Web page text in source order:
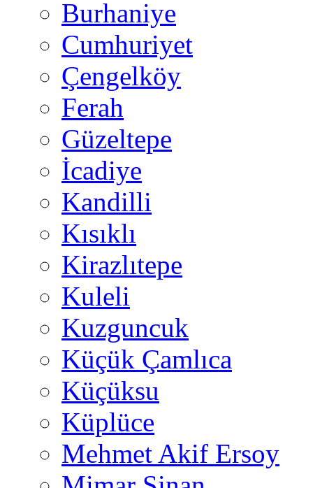
Burhaniye
Cumhuriyet
Çengelköy
Ferah
Güzeltepe
İcadiye
Kandilli
Kısıklı
Kirazlıtepe
Kuleli
Kuzguncuk
Küçük Çamlıca
Küçüksu
Küplüce
Mehmet Akif Ersoy